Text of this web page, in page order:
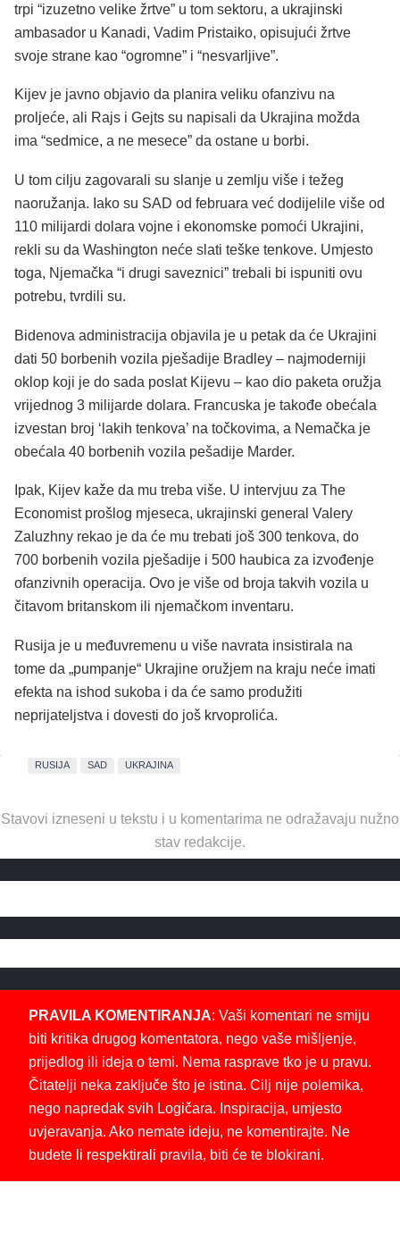
trpi “izuzetno velike žrtve” u tom sektoru, a ukrajinski
ambasador u Kanadi, Vadim Pristaiko, opisujući žrtve
svoje strane kao “ogromne” i “nesvarljive”.
Kijev je javno objavio da planira veliku ofanzivu na
proljeće, ali Rajs i Gejts su napisali da Ukrajina možda
ima “sedmice, a ne mesece” da ostane u borbi.
U tom cilju zagovarali su slanje u zemlju više i težeg
naoružanja. Iako su SAD od februara već dodijelile više od
110 milijardi dolara vojne i ekonomske pomoći Ukrajini,
rekli su da Washington neće slati teške tenkove. Umjesto
toga, Njemačka “i drugi saveznici” trebali bi ispuniti ovu
potrebu, tvrdili su.
Bidenova administracija objavila je u petak da će Ukrajini
dati 50 borbenih vozila pješadije Bradley – najmoderniji
oklop koji je do sada poslat Kijevu – kao dio paketa oružja
vrijednog 3 milijarde dolara. Francuska je takođe obećala
izvestan broj ‘lakih tenkova’ na točkovima, a Nemačka je
obećala 40 borbenih vozila pešadije Marder.
Ipak, Kijev kaže da mu treba više. U intervjuu za The
Economist prošlog mjeseca, ukrajinski general Valery
Zaluzhny rekao je da će mu trebati još 300 tenkova, do
700 borbenih vozila pješadije i 500 haubica za izvođenje
ofanzivnih operacija. Ovo je više od broja takvih vozila u
čitavom britanskom ili njemačkom inventaru.
Rusija je u međuvremenu u više navrata insistirala na
tome da „pumpanje“ Ukrajine oružjem na kraju neće imati
efekta na ishod sukoba i da će samo produžiti
neprijateljstva i dovesti do još krvoprolića.
RUSIJA SAD UKRAJINA
Stavovi izneseni u tekstu i u komentarima ne odražavaju nužno
stav redakcije.
PRAVILA KOMENTIRANJA: Vaši komentari ne smiju
biti kritika drugog komentatora, nego vaše mišljenje,
prijedlog ili ideja o temi. Nema rasprave tko je u pravu.
Čitatelji neka zaključe što je istina. Cilj nije polemika,
nego napredak svih Logičara. Inspiracija, umjesto
uvjeravanja. Ako nemate ideju, ne komentirajte. Ne
budete li respektirali pravila, biti će te blokirani.